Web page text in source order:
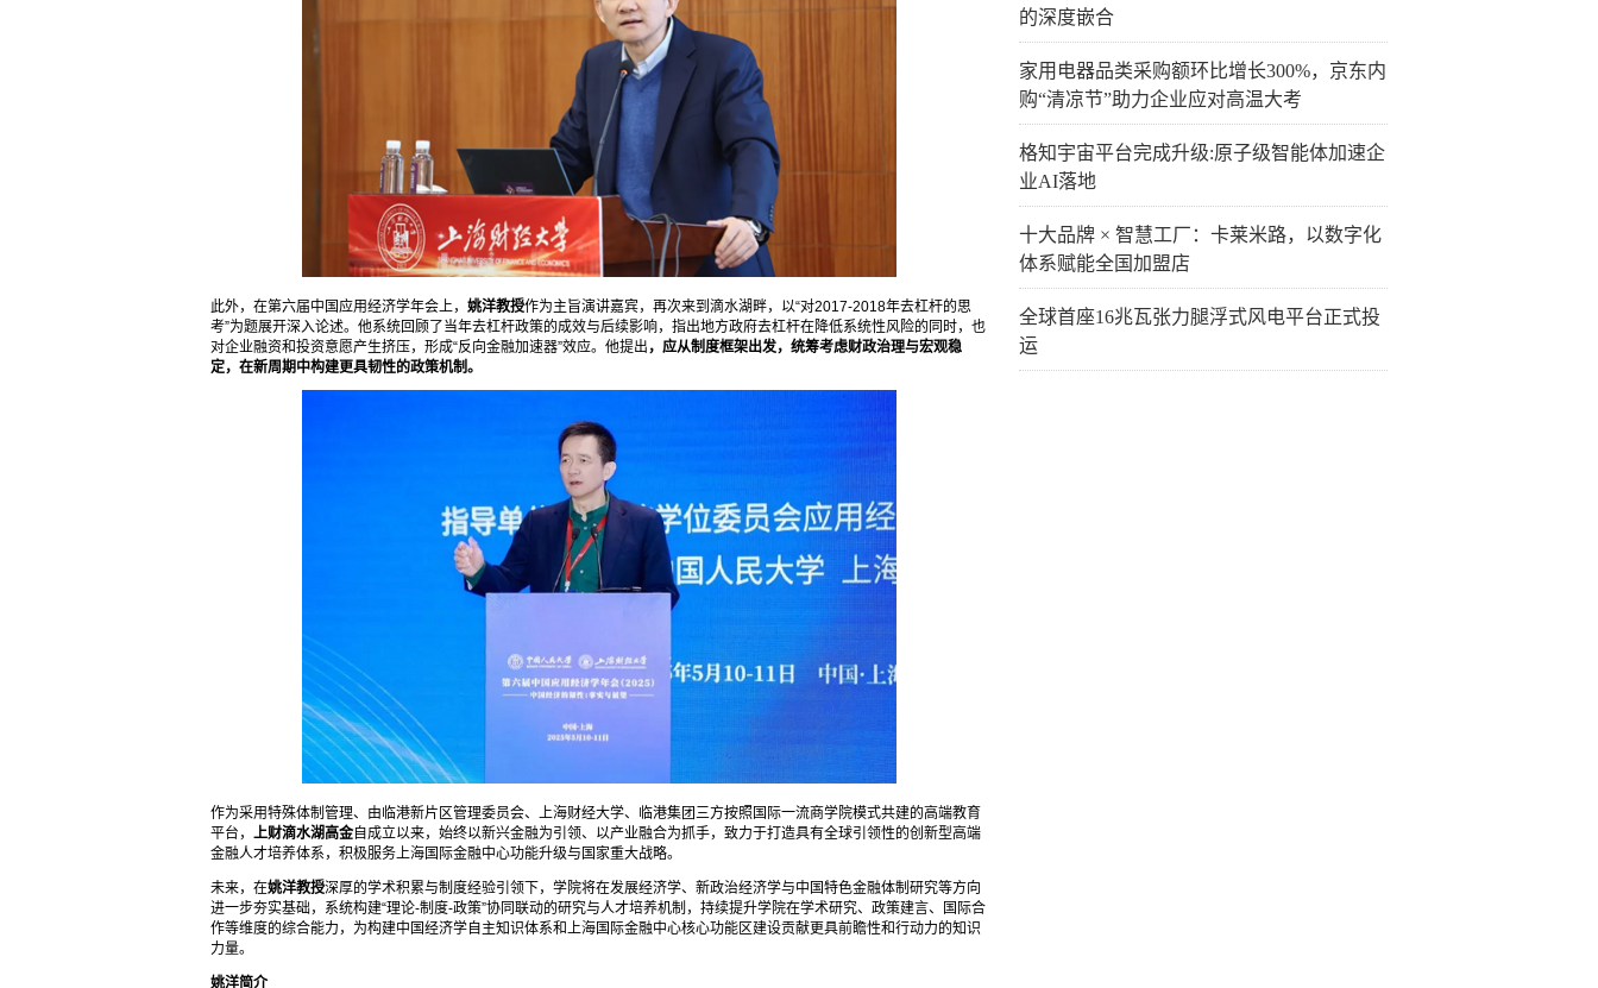
此外，在第六届中国应用经济学年会上， 姚洋教授作为主旨演讲嘉宾，再次来到滴水湖畔，以“对2017-2018年去杠杆的思
考”为题展开深入论述。他系统回顾了当年去杠杆政策的成效与后续影响，指出地方政府去杠杆在降低系统性风险的同时，也
对企业融资和投资意愿产生挤压，形成“反向金融加速器”效应。他提出 ，应从制度框架出发，统筹考虑财政治理与宏观稳
定，在新周期中构建更具韧性的政策机制。
作为采用特殊体制管理、由临港新片区管理委员会、上海财经大学、临港集团三方按照国际一流商学院模式共建的高端教育
平台， 上财滴水湖高金自成立以来，始终以新兴金融为引领、以产业融合为抓手，致力于打造具有全球引领性的创新型高端
金融人才培养体系，积极服务上海国际金融中心功能升级与国家重大战略。
未来，在姚洋教授深厚的学术积累与制度经验引领下，学院将在发展经济学、新政治经济学与中国特色金融体制研究等方向
进一步夯实基础，系统构建“理论-制度-政策”协同联动的研究与人才培养机制，持续提升学院在学术研究、政策建言、国际合
作等维度的综合能力，为构建中国经济学自主知识体系和上海国际金融中心核心功能区建设贡献更具前瞻性和行动力的知识
力量。
姚洋简介
的深度嵌合
家用电器品类采购额环比增长300%，京东内
购“清凉节”助力企业应对高温大考
格知宇宙平台完成升级:原子级智能体加速企
业AI落地
十大品牌 × 智慧工厂：卡莱米路，以数字化
体系赋能全国加盟店
全球首座16兆瓦张力腿浮式风电平台正式投
运